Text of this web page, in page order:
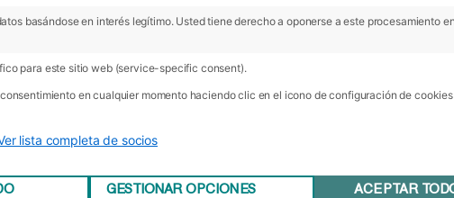
basándose en interés legítimo. Usted tiene derecho a oponerse a este procesamiento
para este sitio web (service-specific consent).
en cualquier momento haciendo clic en el icono de configuración de
lista completa de socios
GESTIONAR OPCIONES ACEPTAR